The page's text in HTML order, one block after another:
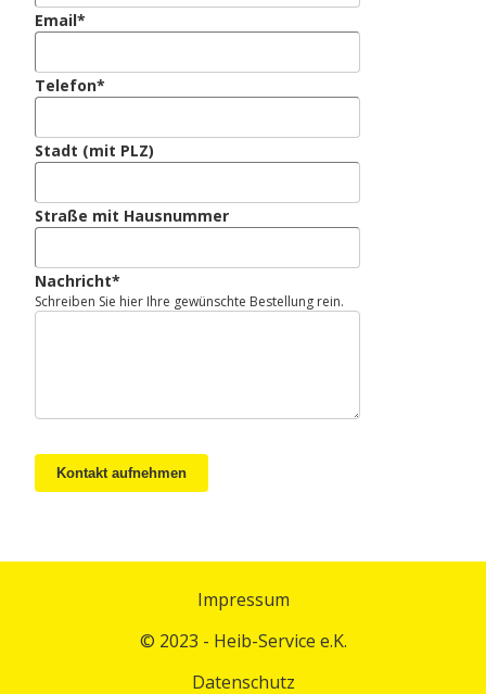
Email*
Telefon*
Stadt (mit PLZ)
Straße mit Hausnummer
Nachricht*
Schreiben Sie hier Ihre gewünschte Bestellung rein.
Kontakt aufnehmen
Impressum
© 2023 - Heib-Service e.K.
Datenschutz